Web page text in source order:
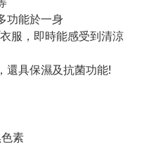
功能於一身
服，即時能感受到清涼
還具保濕及抗菌功能!
素